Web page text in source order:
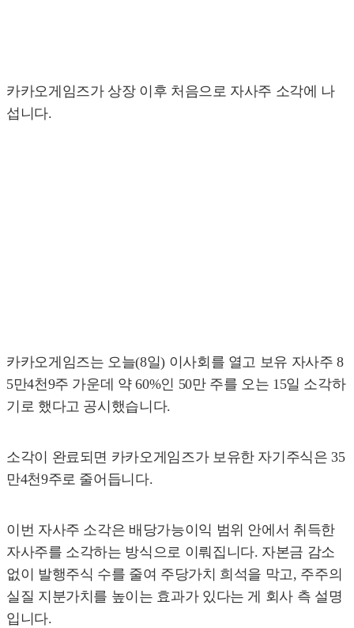
카카오게임즈가 상장 이후 처음으로 자사주 소각에 나
섭니다.
카카오게임즈는 오늘(8일) 이사회를 열고 보유 자사주 8
5만4천9주 가운데 약 60%인 50만 주를 오는 15일 소각하
기로 했다고 공시했습니다.
소각이 완료되면 카카오게임즈가 보유한 자기주식은 35
만4천9주로 줄어듭니다.
이번 자사주 소각은 배당가능이익 범위 안에서 취득한
자사주를 소각하는 방식으로 이뤄집니다. 자본금 감소
없이 발행주식 수를 줄여 주당가치 희석을 막고, 주주의
실질 지분가치를 높이는 효과가 있다는 게 회사 측 설명
입니다.